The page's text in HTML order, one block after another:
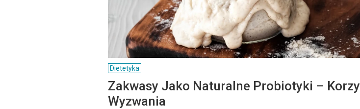
Dietetyka
Zakwasy Jako Naturalne Probiotyki –
Wyzwania